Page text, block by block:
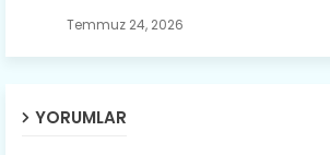
Temmuz 24, 2026
YORUMLAR